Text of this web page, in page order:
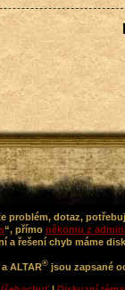
problém, dotaz,
“, přímo někomu z
a řešení chyb máme
ALTAR®jsou zapsané